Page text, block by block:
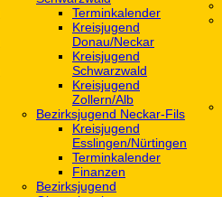
Terminkalender
Kreisjugend
Donau/Neckar
Kreisjugend
Schwarzwald
Kreisjugend
Zollern/Alb
Bezirksjugend Neckar-Fils
Kreisjugend
‎Esslingen/Nürtingen
Terminkalender
Finanzen
Bezirksjugend